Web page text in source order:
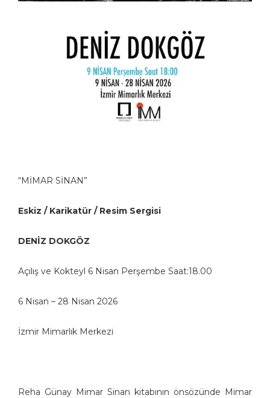
“MİMAR SİNAN”
Eskiz / Karikatür / Resim Sergisi
DENİZ DOKGÖZ
Açılış ve Kokteyl 6 Nisan Perşembe Saat:18.00
6 Nisan – 28 Nisan 2026
İzmir Mimarlık Merkezi
Reha Günay Mimar Sinan kitabının önsözünde Mimar